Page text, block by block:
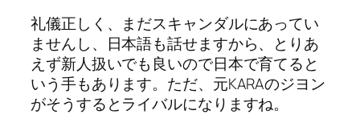
礼儀正しく、まだスキャンダルにあってい
ませんし、日本語も話せますから、とりあ
えず新人扱いでも良いので日本で育てると
いう手もあります。ただ、元KARAのジヨン
がそうするとライバルになりますね。